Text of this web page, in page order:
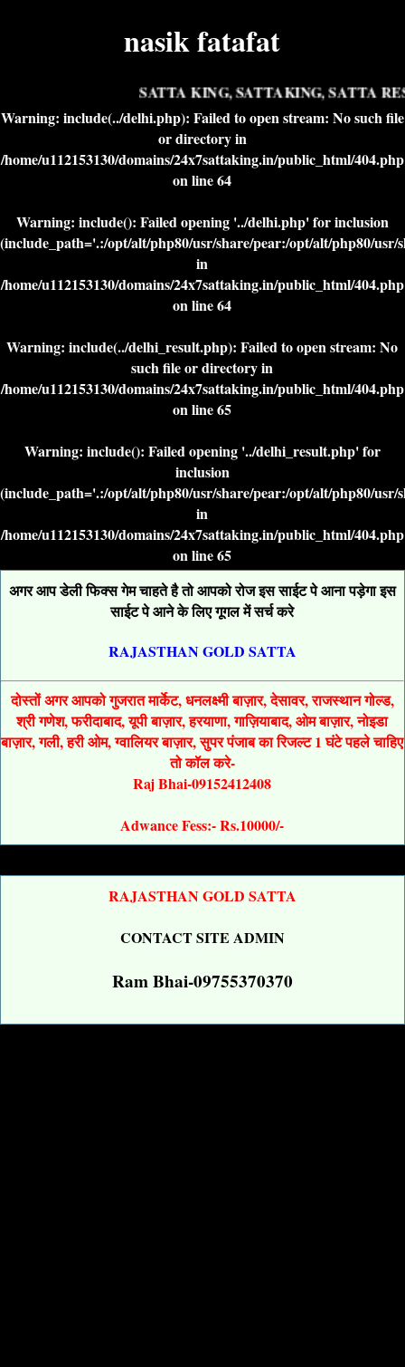
nasik fatafat
SATTA KING, SATTAKING, SATTA
Warning: include(../delhi.php): Failed to open stream: No such file
or directory in
/home/u112153130/domains/24x7sattaking.in/public_html/404.php
on line64
Warning: include(): Failed opening '../delhi.php' for inclusion
(include_path='.:/opt/alt/php80/usr/share/pear:/opt/alt/php80/
in
/home/u112153130/domains/24x7sattaking.in/public_html/404.php
on line64
Warning: include(../delhi_result.php): Failed to open stream: No
such file or directory in
/home/u112153130/domains/24x7sattaking.in/public_html/404.php
on line65
Warning: include(): Failed opening '../delhi_result.php' for
inclusion
(include_path='.:/opt/alt/php80/usr/share/pear:/opt/alt/php80/
in
/home/u112153130/domains/24x7sattaking.in/public_html/404.php
on line65
अगर आप डेली फिक्स गेम चाहते है तो आपको रोज इस साईट पे आना पड़ेगा इस
साईट पे आने के लिए गूगल में सर्च करे
RAJASTHAN GOLD SATTA
दोस्तों अगर आपको गुजरात मार्केट, धनलक्ष्मी बाज़ार, देसावर, राजस्थान गोल्ड,
श्री गणेश, फरीदाबाद, यूपी बाज़ार, हरयाणा, गाज़ियाबाद, ओम बाज़ार, नोइडा
बाज़ार, गली, हरी ओम, ग्वालियर बाज़ार, सुपर पंजाब का रिजल्ट 1 घंटे पहले चाहिए
तो कॉल करे-
Raj Bhai-09152412408
Adwance Fess:- Rs.10000/-
RAJASTHAN GOLD SATTA
CONTACT SITE ADMIN
Ram Bhai-09755370370